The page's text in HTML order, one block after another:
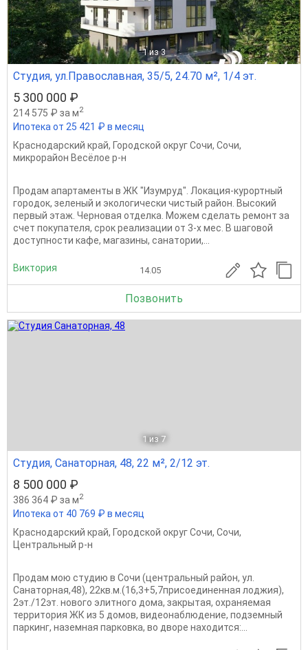
1 из 3
Студия, ул.Православная, 35/5, 24.70 м², 1/4 эт.
5 300 000 ₽
214 575 ₽ за м2
Ипотека от 25 421 ₽ в месяц
Краснодарский край, Городской округ Сочи, Сочи,
микрорайон Весёлое р-н
Продам апартаменты в ЖК "Изумруд". Локация-курортный
городок, зеленый и экологически чистый район. Высокий
первый этаж. Черновая отделка. Можем сделать ремонт за
счет покупателя, срок реализации от 3-х мес. В шаговой
доступности кафе, магазины, санатории,...
Виктория 14.05
Позвонить
1 из 7
Студия, Санаторная, 48, 22 м², 2/12 эт.
8 500 000 ₽
386 364 ₽ за м2
Ипотека от 40 769 ₽ в месяц
Краснодарский край, Городской округ Сочи, Сочи,
Центральный р-н
Продам мою студию в Сочи (центральный район, ул.
Санаторная,48), 22кв.м.(16,3+5,7присоединенная лоджия),
2эт./12эт. нового элитного дома, закрытая, охраняемая
территория ЖК из 5 домов, видеонаблюдение, подземный
паркинг, наземная парковка, во дворе находится:...